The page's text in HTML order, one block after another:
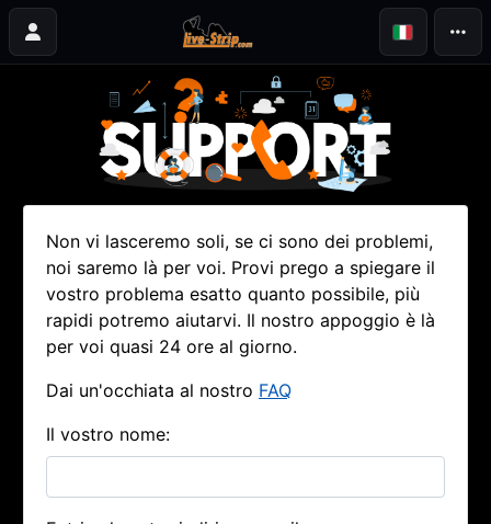
Non vi lasceremo soli, se ci sono dei problemi,
noi saremo là per voi. Provi prego a spiegare il
vostro problema esatto quanto possibile, più
rapidi potremo aiutarvi. Il nostro appoggio è là
per voi quasi 24 ore al giorno.
Dai un'occhiata al nostro FAQ
Il vostro nome: